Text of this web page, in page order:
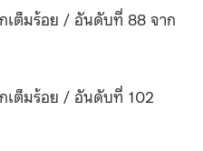
เต็มร้อย / อันดับที่ 88 จาก
เต็มร้อย / อันดับที่ 102